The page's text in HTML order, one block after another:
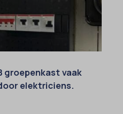
groepenkast vaak
elektriciens.